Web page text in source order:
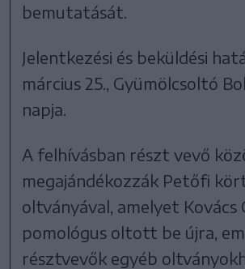
bemutatását.
Jelentkezési és beküldési
március 25., Gyümölcsoltó
napja.
A felhívásban részt vevő
megajándékozzák Petőfi
oltványával, amelyet Kovács
pomológus oltott be újra,
résztvevők egyéb